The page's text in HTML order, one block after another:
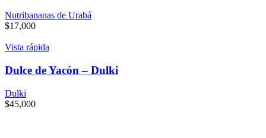
Nutribananas de Urabá
$17,000
Vista rápida
Dulce de Yacón – Dulki
Dulki
$45,000